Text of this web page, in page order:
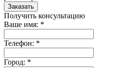
Заказать
Получить консультацию
Ваше имя: *
Телефон: *
Город: *